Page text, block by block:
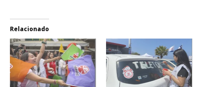
Relacionado